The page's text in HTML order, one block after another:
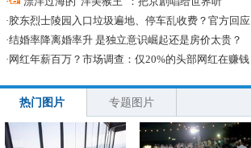
·胶东烈士陵园入口垃圾遍地、停车乱收费？官方回应
·结婚率降离婚率升 是独立意识崛起还是房价太贵？
· 网红年薪百万？市场调查：仅20%的头部网红在赚钱
热门图片 专题图片